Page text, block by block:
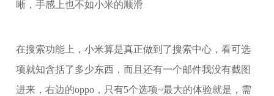
晰，手感上也不如小米的顺滑
在搜索功能上，小米算是真正做到了搜索中心，看可选
项就知含括了多少东西，而且还有一个邮件我没有截图
进来，右边的oppo，只有5个选项~最大的体验就是，需